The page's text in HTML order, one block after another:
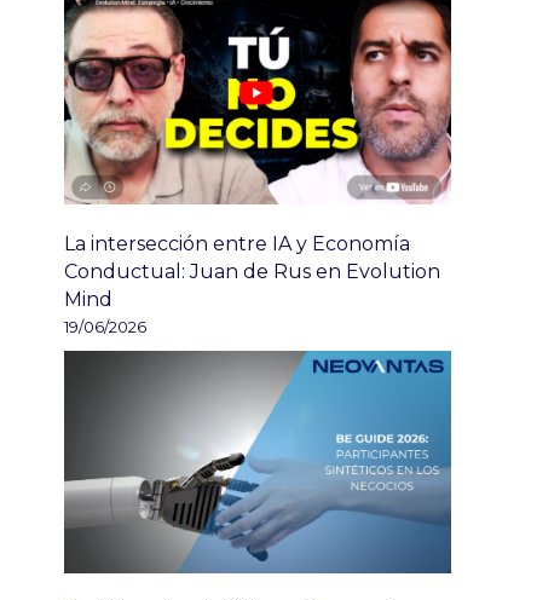
La intersección entre IA y Economía
Conductual: Juan de Rus en Evolution
Mind
19/06/2026